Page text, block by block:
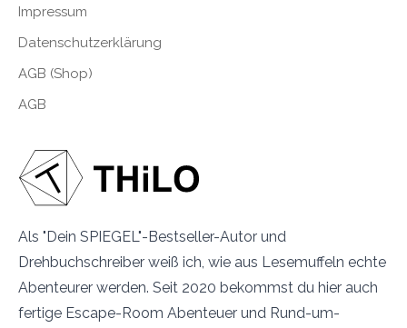
Als "Dein SPIEGEL"-Bestseller-Autor und
Drehbuchschreiber weiß ich, wie aus Lesemuffeln echte
Abenteurer werden. Seit 2020 bekommst du hier auch
fertige Escape-Room Abenteuer und Rund-um-
Impressum
Datenschutzerklärung
AGB (Shop)
AGB